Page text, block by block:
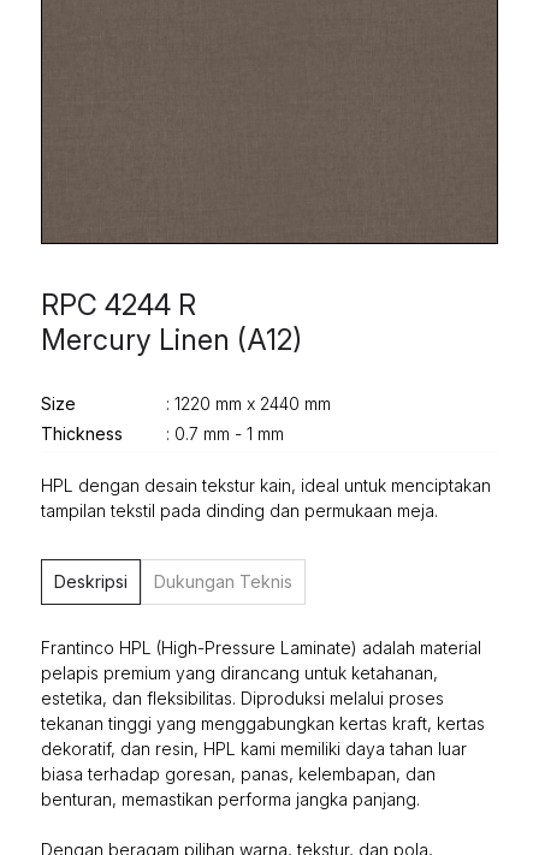
RPC 4244 R
Mercury Linen (A12)
Size
: 1220 mm x 2440 mm
Thickness
: 0.7 mm - 1 mm
HPL dengan desain tekstur kain, ideal untuk menciptakan
tampilan tekstil pada dinding dan permukaan meja.
Deskripsi Dukungan Teknis
Frantinco HPL (High-Pressure Laminate) adalah material
pelapis premium yang dirancang untuk ketahanan,
estetika, dan fleksibilitas. Diproduksi melalui proses
tekanan tinggi yang menggabungkan kertas kraft, kertas
dekoratif, dan resin, HPL kami memiliki daya tahan luar
biasa terhadap goresan, panas, kelembapan, dan
benturan, memastikan performa jangka panjang.
Dengan beragam pilihan warna, tekstur, dan pola,